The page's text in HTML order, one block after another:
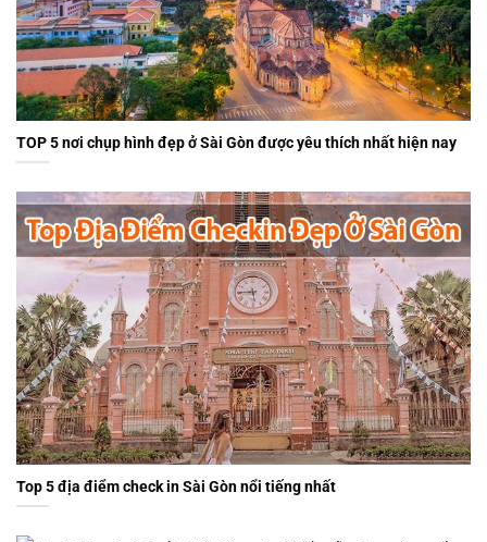
TOP 5 nơi chụp hình đẹp ở Sài Gòn được yêu thích nhất hiện nay
Top 5 địa điểm check in Sài Gòn nổi tiếng nhất